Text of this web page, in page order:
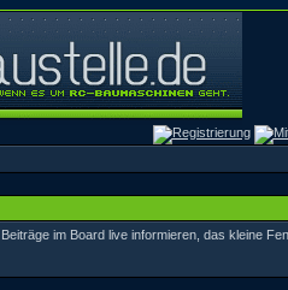
im Board live informieren, das kleine